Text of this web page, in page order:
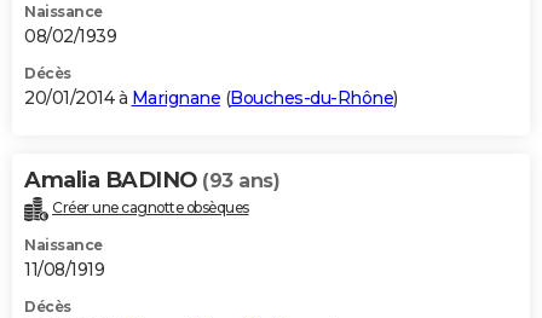
Naissance
08/02/1939
Décès
20/01/2014 à Marignane (Bouches-du-Rhône)
Amalia BADINO (93 ans)
Créer une cagnotte obsèques
Naissance
11/08/1919
Décès